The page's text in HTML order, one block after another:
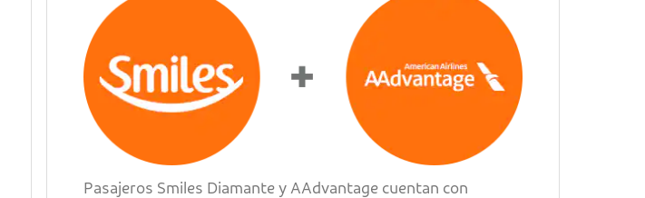
Pasajeros Smiles Diamante y AAdvantage cuentan con